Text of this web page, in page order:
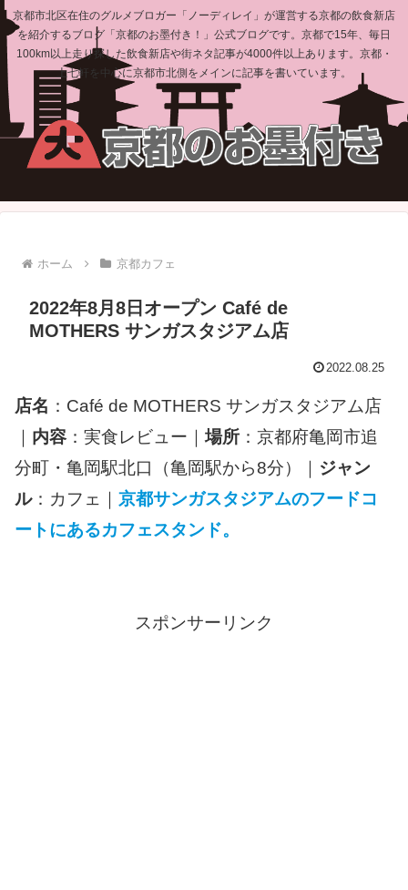
京都市北区在住のグルメブロガー「ノーディレイ」が運営する京都の飲食新店
を紹介するブログ「京都のお墨付き！」公式ブログです。京都で15年、毎日
100km以上走り探した飲食新店や街ネタ記事が4000件以上あります。京都・
上七軒を中心に京都市北側をメインに記事を書いています。
ホーム 京都カフェ
2022年8月8日オープン Café de
MOTHERS サンガスタジアム店
2022.08.25
店名 ：Café de MOTHERS サンガスタジアム店
内容 ：実食レビュー｜場所 ：京都府亀岡市追
分町・亀岡駅北口（亀岡駅から8分）｜ ジャン
ル：カフェ｜ 京都サンガスタジアムのフードコ
ートにあるカフェスタンド。
スポンサーリンク